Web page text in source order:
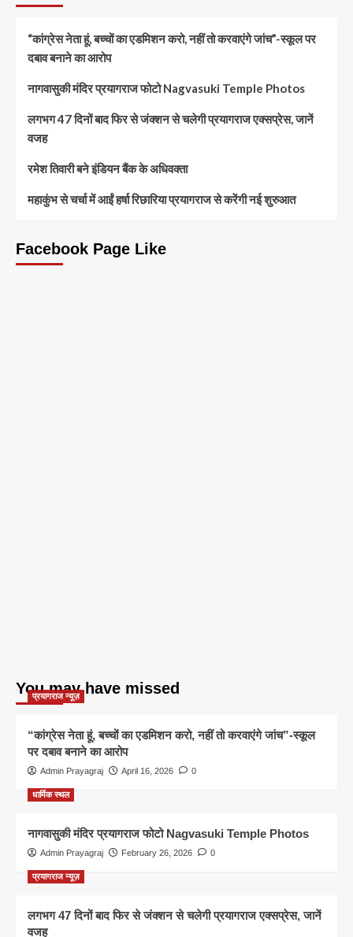
“कांग्रेस नेता हूं, बच्चों का एडमिशन करो, नहीं तो करवाएंगे जांच”-स्कूल पर
दबाव बनाने का आरोप
नागवासुकी मंदिर प्रयागराज फोटो Nagvasuki Temple Photos
लगभग 47 दिनों बाद फिर से जंक्शन से चलेगी प्रयागराज एक्सप्रेस, जानें
वजह
रमेश तिवारी बने इंडियन बैंक के अधिवक्ता
महाकुंभ से चर्चा में आईं हर्षा रिछारिया प्रयागराज से करेंगी नई शुरुआत
Facebook Page Like
You may have missed
प्रयागराज न्यूज़
“कांग्रेस नेता हूं, बच्चों का एडमिशन करो, नहीं तो करवाएंगे जांच”-स्कूल
पर दबाव बनाने का आरोप
Admin Prayagraj April 16, 2026 0
धार्मिक स्थल
नागवासुकी मंदिर प्रयागराज फोटो Nagvasuki Temple Photos
Admin Prayagraj February 26, 2026 0
प्रयागराज न्यूज़
लगभग 47 दिनों बाद फिर से जंक्शन से चलेगी प्रयागराज एक्सप्रेस, जानें
वजह